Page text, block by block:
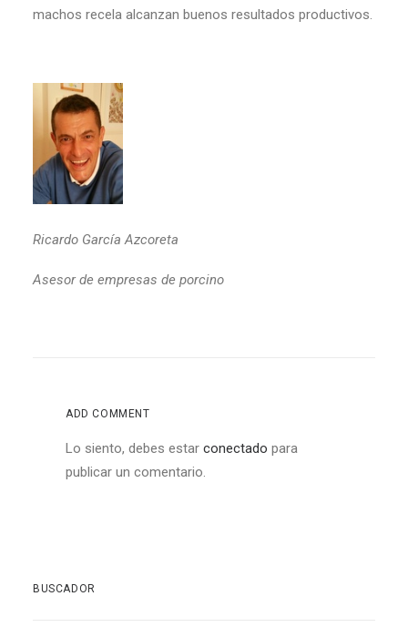
machos recela alcanzan buenos resultados productivos.
Ricardo García Azcoreta
Asesor de empresas de porcino
ADD COMMENT
Lo siento, debes estar conectado para
publicar un comentario.
BUSCADOR